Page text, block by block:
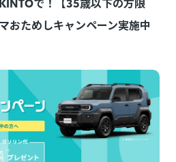
おためしキャンペーン実施中